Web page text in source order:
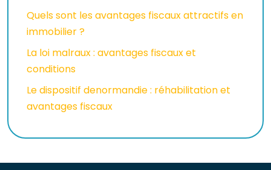
Quels sont les avantages fiscaux attractifs en
immobilier ?
La loi malraux : avantages fiscaux et
conditions
Le dispositif denormandie : réhabilitation et
avantages fiscaux